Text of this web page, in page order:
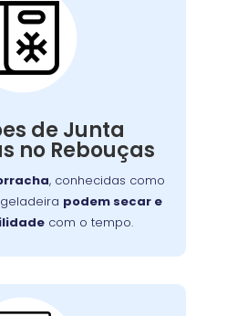
de Junta
no Rebouças
, conhecidas como
podem secar e
com o tempo.
de Junta
problemas como
para consertá-lo com
sua funcionalidade no
a dia.